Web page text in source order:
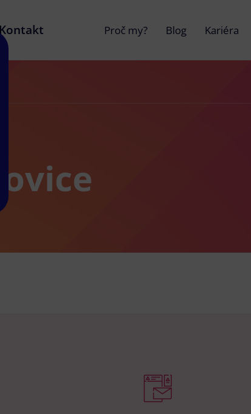
Proč my? Blog Kariéra